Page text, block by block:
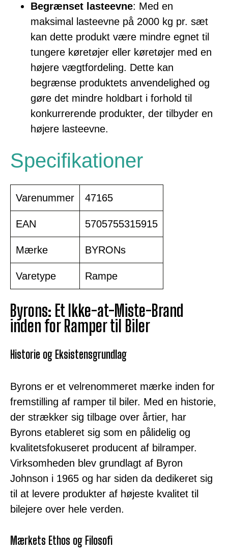
Begrænset lasteevne: Med en
maksimal lasteevne på 2000 kg pr. sæt
kan dette produkt være mindre egnet til
tungere køretøjer eller køretøjer med en
højere vægtfordeling. Dette kan
begrænse produktets anvendelighed og
gøre det mindre holdbart i forhold til
konkurrerende produkter, der tilbyder en
højere lasteevne.
Specifikationer
Varenummer 47165
EAN 5705755315915
Mærke BYRONs
Varetype Rampe
Byrons: Et Ikke-at-Miste-Brand
inden for Ramper til Biler
Historie og Eksistensgrundlag
Byrons er et velrenommeret mærke inden for
fremstilling af ramper til biler. Med en historie,
der strækker sig tilbage over årtier, har
Byrons etableret sig som en pålidelig og
kvalitetsfokuseret producent af bilramper.
Virksomheden blev grundlagt af Byron
Johnson i 1965 og har siden da dedikeret sig
til at levere produkter af højeste kvalitet til
bilejere over hele verden.
Mærkets Ethos og Filosofi